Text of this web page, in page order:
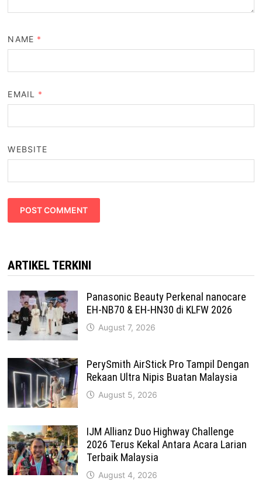
NAME *
EMAIL *
WEBSITE
ARTIKEL TERKINI
Panasonic Beauty Perkenal nanocare
EH-NB70 & EH-HN30 di KLFW 2026
August 7, 2026
PerySmith AirStick Pro Tampil Dengan
Rekaan Ultra Nipis Buatan Malaysia
August 5, 2026
IJM Allianz Duo Highway Challenge
2026 Terus Kekal Antara Acara Larian
Terbaik Malaysia
August 4, 2026